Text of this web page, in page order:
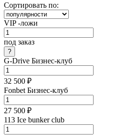
Сортировать по:
VIP -ложи
под заказ
G-Drive Бизнес-клуб
32 500 ₽
Fonbet Бизнес-клуб
27 500 ₽
113 Ice bunker club